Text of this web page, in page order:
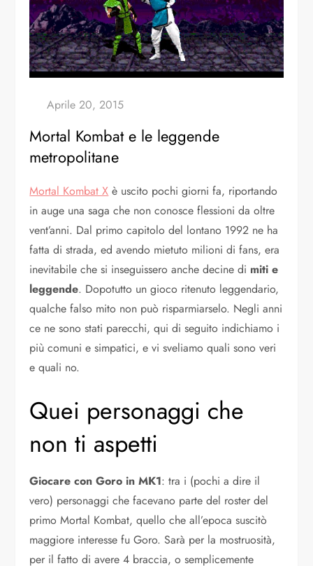
Mortal Kombat e le leggende
metropolitane
Mortal Kombat X è uscito pochi giorni fa, riportando
in auge una saga che non conosce flessioni da oltre
vent’anni. Dal primo capitolo del lontano 1992 ne ha
fatta di strada, ed avendo mietuto milioni di fans, era
inevitabile che si inseguissero anche decine di miti e
leggende. Dopotutto un gioco ritenuto leggendario,
qualche falso mito non può risparmiarselo. Negli anni
ce ne sono stati parecchi, qui di seguito indichiamo i
più comuni e simpatici, e vi sveliamo quali sono veri
e quali no.
Quei personaggi che
non ti aspetti
Giocare con Goro in MK1: tra i (pochi a dire il
vero) personaggi che facevano parte del roster del
primo Mortal Kombat, quello che all’epoca suscitò
maggiore interesse fu Goro. Sarà per la mostruosità,
per il fatto di avere 4 braccia, o semplicemente